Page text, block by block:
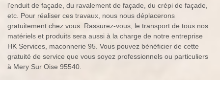
l’enduit de façade, du ravalement de façade, du crépi de façade,
etc. Pour réaliser ces travaux, nous nous déplacerons
gratuitement chez vous. Rassurez-vous, le transport de tous nos
matériels et produits sera aussi à la charge de notre entreprise
HK Services, maconnerie 95. Vous pouvez bénéficier de cette
gratuité de service que vous soyez professionnels ou particuliers
à Mery Sur Oise 95540.